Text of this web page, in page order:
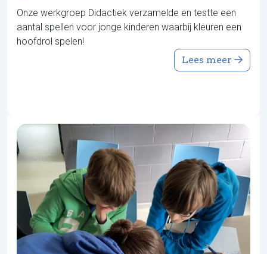
Onze werkgroep Didactiek verzamelde en testte een
aantal spellen voor jonge kinderen waarbij kleuren een
hoofdrol spelen!
Lees meer